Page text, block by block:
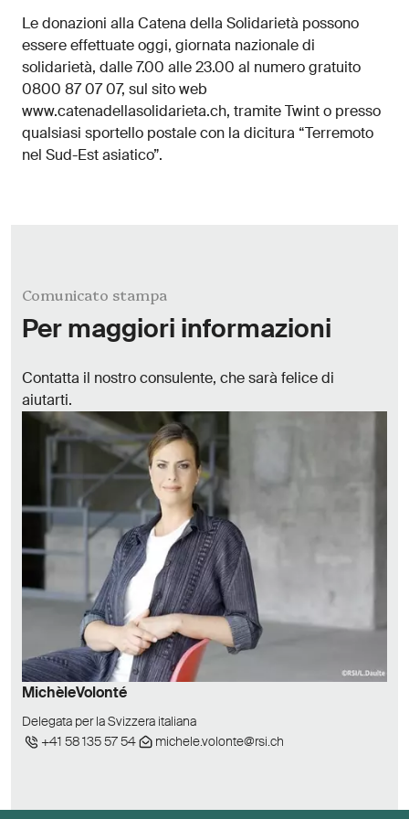
Le donazioni alla Catena della Solidarietà possono
essere effettuate oggi, giornata nazionale di
solidarietà, dalle 7.00 alle 23.00 al numero gratuito
0800 87 07 07, sul sito web
www.catenadellasolidarieta.ch, tramite Twint o presso
qualsiasi sportello postale con la dicitura “Terremoto
nel Sud-Est asiatico”.
Comunicato stampa
Per maggiori informazioni
Contatta il nostro consulente, che sarà felice di
aiutarti.
MichèleVolonté
Delegata per la Svizzera italiana
+41 58 135 57 54
michele.volonte@rsi.ch